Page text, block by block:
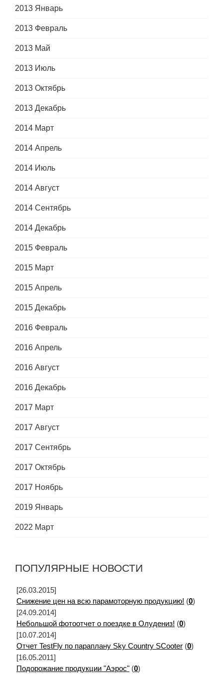
2013 Январь
2013 Февраль
2013 Май
2013 Июль
2013 Октябрь
2013 Декабрь
2014 Март
2014 Апрель
2014 Июль
2014 Август
2014 Сентябрь
2014 Декабрь
2015 Февраль
2015 Март
2015 Апрель
2015 Декабрь
2016 Февраль
2016 Апрель
2016 Август
2016 Декабрь
2017 Март
2017 Август
2017 Сентябрь
2017 Октябрь
2017 Ноябрь
2019 Январь
2022 Март
ПОПУЛЯРНЫЕ НОВОСТИ
[26.03.2015]
Снижение цен на всю парамоторную продукцию! (0)
[24.09.2014]
Небольшой фотоотчет о поездке в Олудениз! (0)
[10.07.2014]
Отчет TestFly по параплану Sky Country SCooter (0)
[16.05.2011]
Подорожание продукции "Аэрос" (0)